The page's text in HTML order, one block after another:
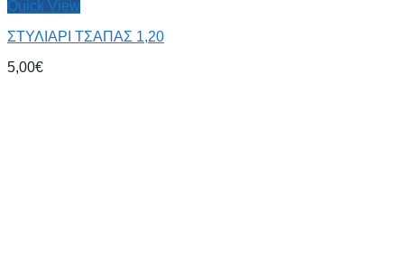
Quick View
ΣΤΥΛΙΑΡΙ ΤΣΑΠΑΣ 1,20
5,00€